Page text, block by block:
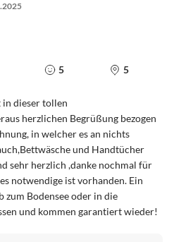
5 5
in dieser tollen
herzlichen Begrüßung bezogen
in welcher es an nichts
und Handtücher
sehr herzlich ,danke nochmal für
notwendige ist vorhanden. Ein
zum Bodensee oder in die
und kommen garantiert wieder!